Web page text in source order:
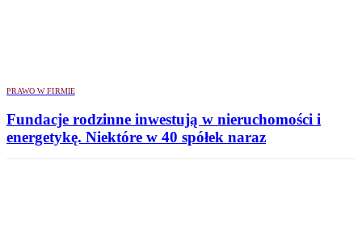
PRAWO W FIRMIE
Fundacje rodzinne inwestują w nieruchomości i
energetykę. Niektóre w 40 spółek naraz